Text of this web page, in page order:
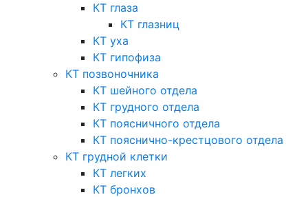
КТ глаза
КТ глазниц
КТ уха
КТ гипофиза
КТ позвоночника
КТ шейного отдела
КТ грудного отдела
КТ поясничного отдела
КТ пояснично-крестцового отдела
КТ грудной клетки
КТ легких
КТ бронхов